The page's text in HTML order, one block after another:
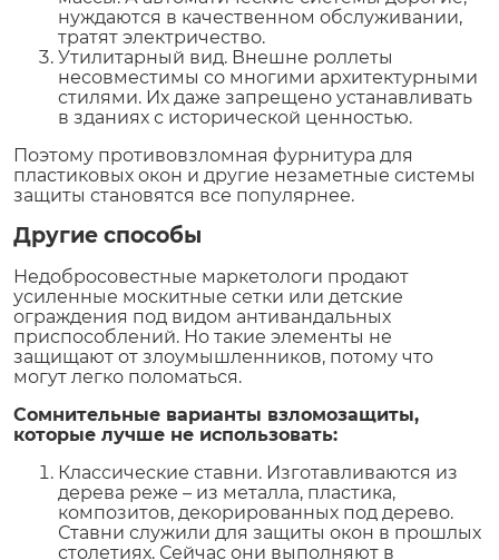
нуждаются в качественном обслуживании,
тратят электричество.
Утилитарный вид. Внешне роллеты
несовместимы со многими архитектурными
стилями. Их даже запрещено устанавливать
в зданиях с исторической ценностью.
Поэтому противовзломная фурнитура для
пластиковых окон и другие незаметные системы
защиты становятся все популярнее.
Другие способы
Недобросовестные маркетологи продают
усиленные москитные сетки или детские
ограждения под видом антивандальных
приспособлений. Но такие элементы не
защищают от злоумышленников, потому что
могут легко поломаться.
Сомнительные варианты взломозащиты,
которые лучше не использовать:
Классические ставни. Изготавливаются из
дерева реже – из металла, пластика,
композитов, декорированных под дерево.
Ставни служили для защиты окон в прошлых
столетиях. Сейчас они выполняют в